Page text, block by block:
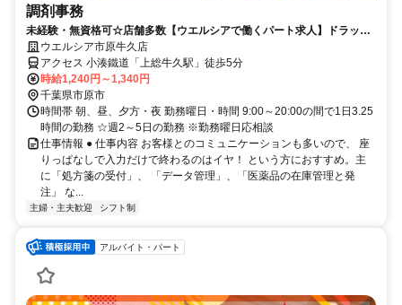
調剤事務
未経験・無資格可☆店舗多数【ウエルシアで働くパート求人】ドラッグ
ストアの調剤事務
ウエルシア市原牛久店
アクセス 小湊鐵道「上総牛久駅」徒歩5分
時給1,240円～1,340円
千葉県市原市
時間帯 朝、昼、夕方・夜 勤務曜日・時間 9:00～20:00の間で1日3.25
時間の勤務 ☆週2～5日の勤務 ※勤務曜日応相談
仕事情報 ● 仕事内容 お客様とのコミュニケーションも多いので、 座
りっぱなしで入力だけで終わるのはイヤ！ という方におすすめ。主
に「処方箋の受付」、 「データ管理」、「医薬品の在庫管理と発
注」 な...
主婦・主夫歓迎 シフト制
アルバイト・パート